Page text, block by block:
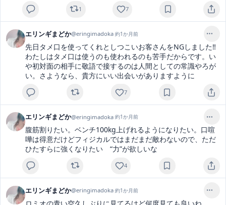
1 7
エリンギまどか@eringimadoka·約1か月前
先日タメ口を使ってくれとしつこいお客さんをNGしました‼️
わたしはタメ口は使うのも使われるのも苦手だからです。い
や初対面の相手に敬語で接するのは人間としての常識やろが
い。さようなら、貴方にいい出会いがありますように
7
エリンギまどか@eringimadoka·約1か月前
腹筋割りたい。ベンチ100kg上げれるようになりたい。口喧
嘩は得意だけどフィジカルではまだまだ敵わないので、ただ
ひたすらに強くなりたい　“力”が欲しいな
4
エリンギまどか@eringimadoka·約1か月前